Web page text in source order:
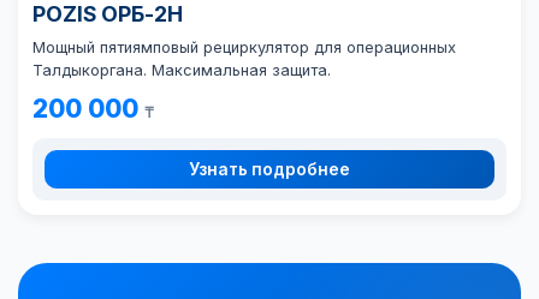
POZIS ОРБ-2Н
Мощный пятиямповый рециркулятор для операционных
Талдыкоргана. Максимальная защита.
200 000 ₸
Узнать подробнее